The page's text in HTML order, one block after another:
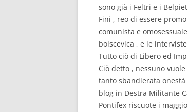
sono già i Feltri e i
Fini , reo di essere
comunista e
bolscevica , e le
Tutto ciò di Libero ed
Ciò detto , nessuno
tanto sbandierata
blog in Destra Militante
Pontifex riscuote i